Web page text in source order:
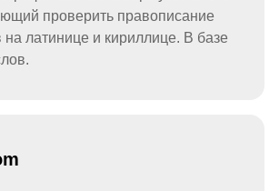
проверить правописание
на латинице и кириллице. В базе